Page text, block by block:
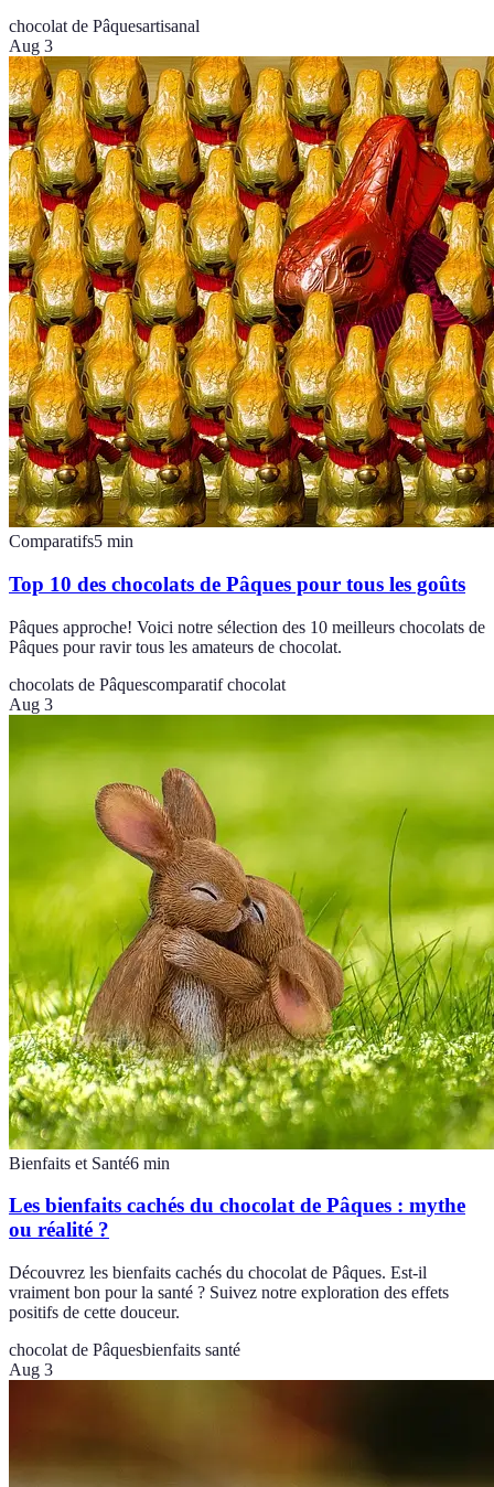
chocolat de Pâquesartisanal
Aug 3
Comparatifs5 min
Top 10 des chocolats de Pâques pour tous les goûts
Pâques approche! Voici notre sélection des 10 meilleurs chocolats de
Pâques pour ravir tous les amateurs de chocolat.
chocolats de Pâquescomparatif chocolat
Aug 3
Bienfaits et Santé6 min
Les bienfaits cachés du chocolat de Pâques : mythe
ou réalité ?
Découvrez les bienfaits cachés du chocolat de Pâques. Est-il
vraiment bon pour la santé ? Suivez notre exploration des effets
positifs de cette douceur.
chocolat de Pâquesbienfaits santé
Aug 3